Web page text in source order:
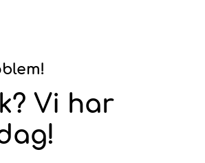
Vi har